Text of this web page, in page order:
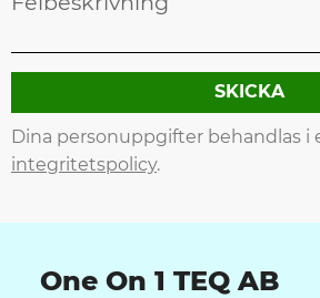
SKICKA
Dina personuppgifter behandlas i
integritetspolicy.
One On 1 TEQ AB